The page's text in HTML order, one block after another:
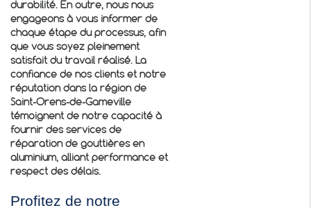
durabilité. En outre, nous nous
engageons à vous informer de
chaque étape du processus, afin
que vous soyez pleinement
satisfait du travail réalisé. La
confiance de nos clients et notre
réputation dans la région de
Saint-Orens-de-Gameville
témoignent de notre capacité à
fournir des services de
réparation de gouttières en
aluminium, alliant performance et
respect des délais.
Profitez de notre